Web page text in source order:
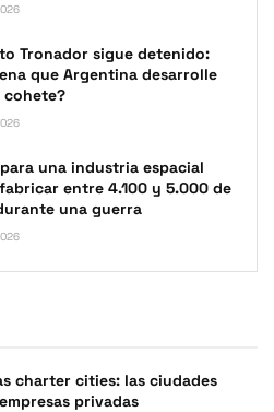
Tronador sigue detenido:
que Argentina desarrolle
una industria espacial
entre 4.100 y 5.000 de
una guerra
charter cities: las ciudades
privadas